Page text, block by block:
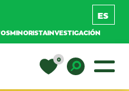
MINORISTAINVESTIGACIÓN
0